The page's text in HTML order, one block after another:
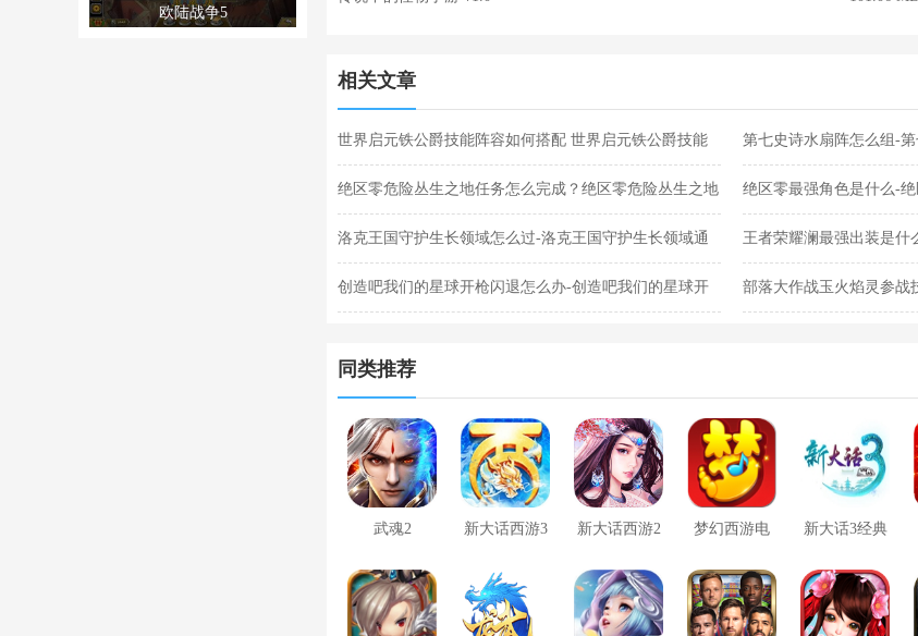
欧陆战争5
相关文章
世界启元铁公爵技能阵容如何搭配 世界启元铁公爵技能
阵容搭配合集
第七史诗水扇阵怎么组-
绝区零危险丛生之地任务怎么完成？绝区零危险丛生之地
任务完成攻略
绝区零最强角色是什么-
洛克王国守护生长领域怎么过-洛克王国守护生长领域通
关攻略
王者荣耀澜最强出装是什
创造吧我们的星球开枪闪退怎么办-创造吧我们的星球开 部落大作战玉火焰灵参战
同类推荐
武魂2 新大话西游3 新大话西游2 梦幻西游电 新大话3经典